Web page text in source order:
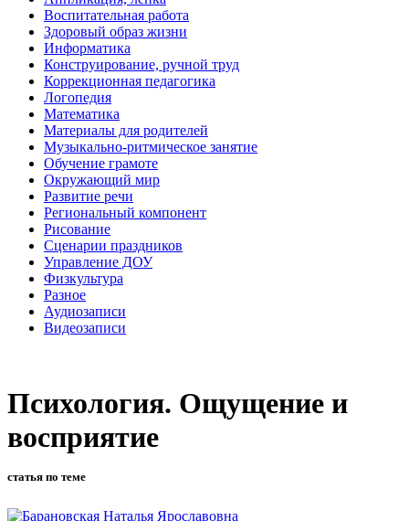
Воспитательная работа
Здоровый образ жизни
Информатика
Конструирование, ручной труд
Коррекционная педагогика
Логопедия
Математика
Материалы для родителей
Музыкально-ритмическое занятие
Обучение грамоте
Окружающий мир
Развитие речи
Региональный компонент
Рисование
Сценарии праздников
Управление ДОУ
Физкультура
Разное
Аудиозаписи
Видеозаписи
Психология. Ощущение и
восприятие
статья по теме